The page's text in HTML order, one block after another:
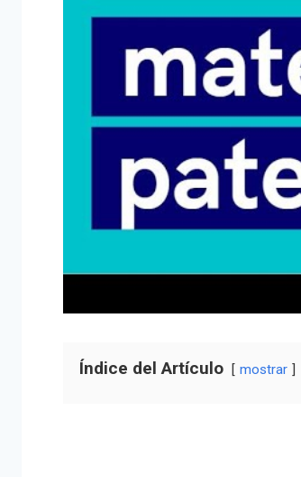
Índice del Artículo mostrar